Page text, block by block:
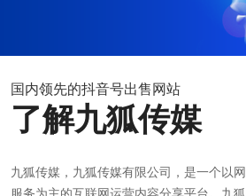
国内领先的抖音号出售网站
了解九狐传媒
九狐传媒，九狐传媒有限公司，是一个以